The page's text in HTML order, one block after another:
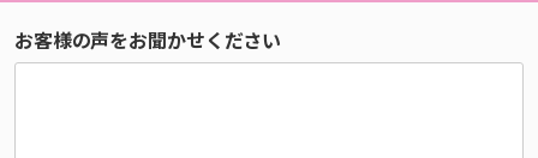
お客様の声をお聞かせください